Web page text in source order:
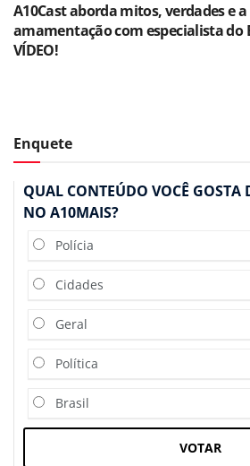
A10Cast aborda mitos, verdades e
amamentação com especialista do
VÍDEO!
Enquete
QUAL CONTEÚDO VOCÊ GOSTA
NO A10MAIS?
Polícia
Cidades
Geral
Política
Brasil
VOTAR